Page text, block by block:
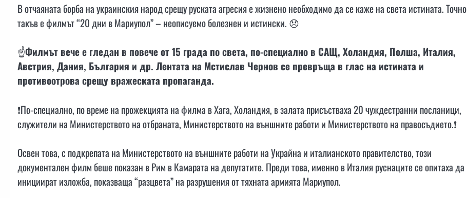
В отчаяната борба на украинския народ срещу руската агресия е жизнено необходимо да се каже на света истината. Точно
такъв е филмът “20 дни в Мариупол” – неописуемо болезнен и истински. 😞
☝️Филмът вече е гледан в повече от 15 града по света, по-специално в САЩ, Холандия, Полша, Италия,
Австрия, Дания, България и др. Лентата на Мстислав Чернов се превръща в глас на истината и
противоотрова срещу вражеската пропаганда.
❗️По-специално, по време на прожекцията на филма в Хага, Холандия, в залата присъстваха 20 чуждестранни посланици,
служители на Министерството на отбраната, Министерството на външните работи и Министерството на правосъдието.❗️
Освен това, с подкрепата на Министерството на външните работи на Украйна и италианското правителство, този
документален филм беше показан в Рим в Камарата на депутатите. Преди това, именно в Италия руснаците се опитаха да
инициират изложба, показваща “разцвета” на разрушения от тяхната армията Мариупол.